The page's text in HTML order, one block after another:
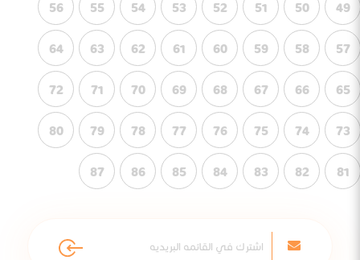
49
50
51
52
53
54
55
56
57
58
59
60
61
62
63
64
65
66
67
68
69
70
71
72
73
74
75
76
77
78
79
80
81
82
83
84
85
86
87